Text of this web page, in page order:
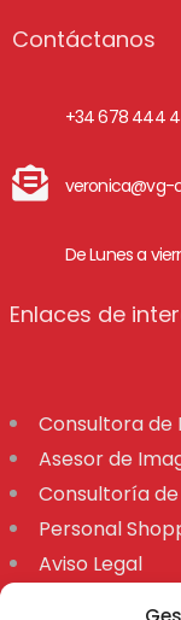
Contáctanos
+34 678 444
veronica@vg-
De Lunes a
Enlaces de
Consultora de
Asesor de
Consultoría
Personal
Aviso Legal